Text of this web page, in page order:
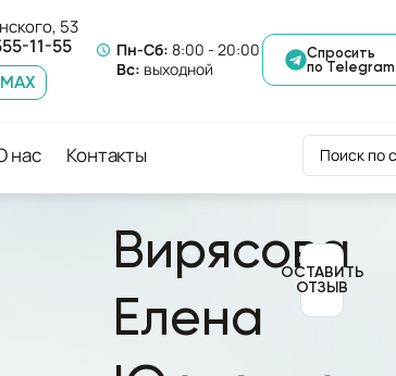
53
11-55
MAX
Пн-Сб: 8:00 - 20:00
Вс: выходной
Спросить
по Telegram
нас Контакты
Вирясова
Елена
ОСТАВИТЬ
ОТЗЫВ